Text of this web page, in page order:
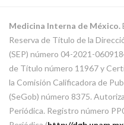
Medicina Interna de México.
Reserva de Título de la
(SEP) número 04-2021-
de Título número 11967 y
la Comisión Calificadora de
(SeGob) número 8375.
Periódica. Registro número